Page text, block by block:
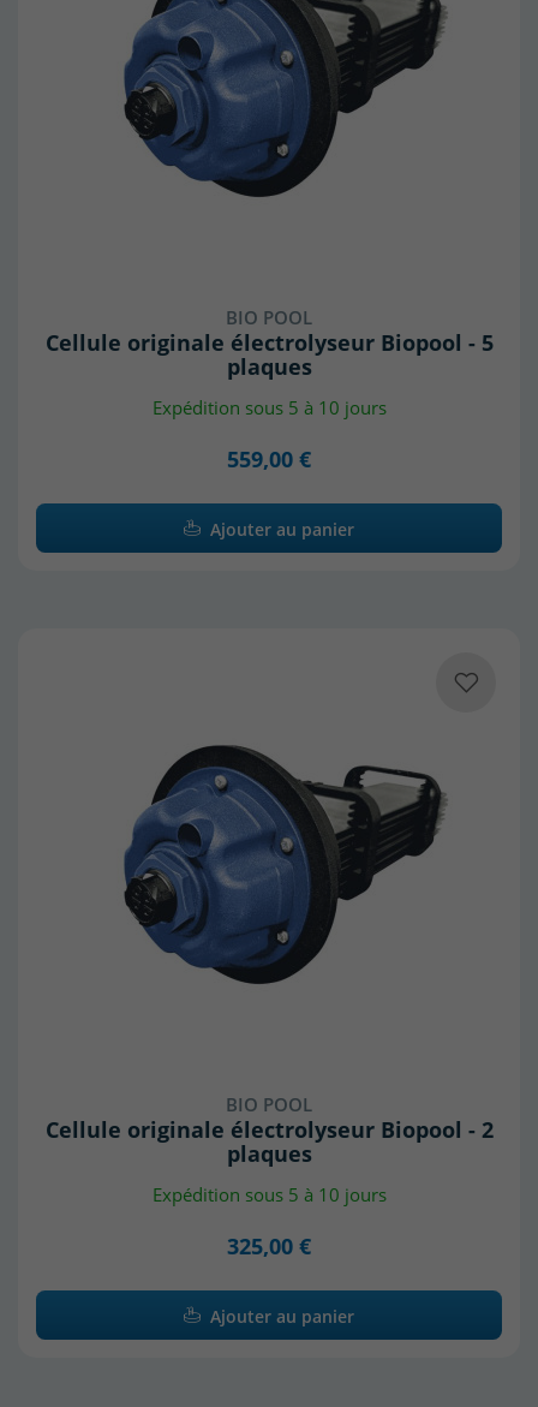
BIO POOL
Cellule originale électrolyseur Biopool - 5
plaques
Expédition sous 5 à 10 jours
559,00 €
Ajouter au panier
BIO POOL
Cellule originale électrolyseur Biopool - 2
plaques
Expédition sous 5 à 10 jours
325,00 €
Ajouter au panier